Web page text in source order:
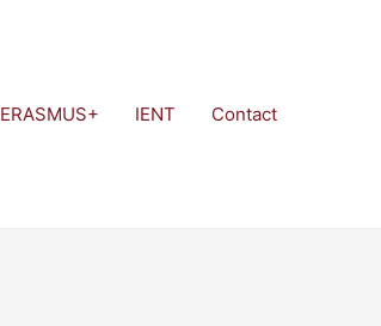
ERASMUS+ IENT Contact